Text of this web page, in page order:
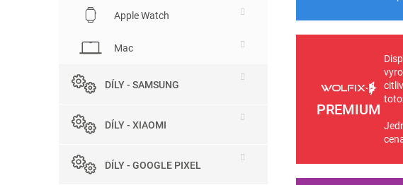
Apple Watch
Mac
DÍLY - SAMSUNG
DÍLY - XIAOMI
DÍLY - GOOGLE PIXEL
PREMIUM